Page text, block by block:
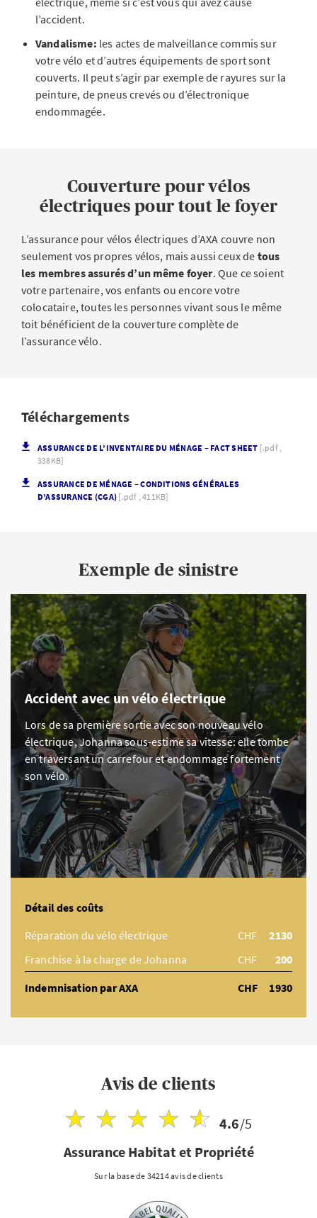
l’accident.
Vandalisme: les actes de malveillance commis sur
votre vélo et d’autres équipements de sport sont
couverts. Il peut s’agir par exemple de rayures sur la
peinture, de pneus crevés ou d’électronique
endommagée.
Couverture pour vélos
électriques pour tout le foyer
L’assurance pour vélos électriques d’AXA couvre non
seulement vos propres vélos, mais aussi ceux de tous
les membres assurés d’un même foyer. Que ce soient
votre partenaire, vos enfants ou encore votre
colocataire, toutes les personnes vivant sous le même
toit bénéficient de la couverture complète de
l’assurance vélo.
Téléchargements
ASSURANCE DE L’INVENTAIRE DU MÉNAGE – FACT SHEET [.pdf ,
338KB]
ASSURANCE DE MÉNAGE – CONDITIONS GÉNÉRALES
D’ASSURANCE (CGA) [.pdf , 411KB]
Exemple de sinistre
Accident avec un vélo électrique
Lors de sa première sortie avec son nouveau vélo
électrique, Johanna sous-estime sa vitesse: elle tombe
en traversant un carrefour et endommage fortement
son vélo.
Détail des coûts
Réparation du vélo électrique
CHF
2130
Franchise à la charge de Johanna
CHF
200
Indemnisation par AXA
CHF 1930
Avis de clients
4.6/5
Assurance Habitat et Propriété
Sur la base de 34214 avis de clients